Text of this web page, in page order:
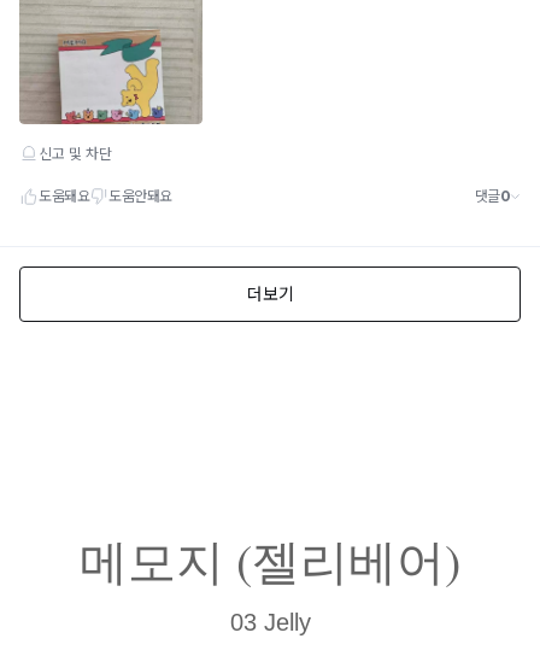
메모지 (젤리베어)
03 Jelly